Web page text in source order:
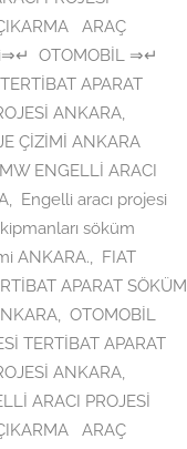
ARAÇ
OTOMOBİL ⇒↵
APARAT
ANKARA,
ÇİZİMİ ANKARA
ENGELLİ ARACI
, Engelli aracı projesi
söküm
ANKARA., FIAT
APARAT SÖKÜM
, OTOMOBİL
TERTİBAT APARAT
ANKARA,
ARACI PROJESİ
ARAÇ